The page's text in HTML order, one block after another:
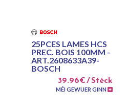
25PCES LAMES HCS
PREC. BOIS 100MM -
ART.2608633A39-
BOSCH
39.96€ / Stéck
MÉI GEWUER GINN